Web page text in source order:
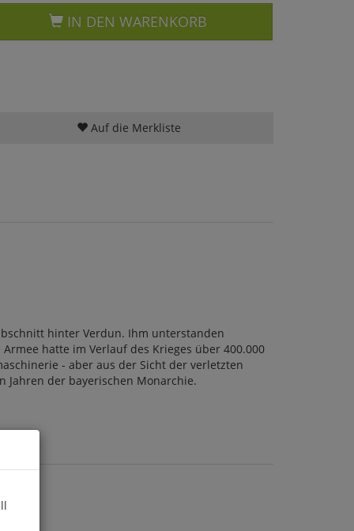
IN DEN WARENKORB
Auf die Merkliste
hinter Verdun. Ihm unterstanden
hatte im Verlauf des Krieges über 400.000
- aber aus der Sicht der verletzten
Jahren der bayerischen Monarchie.